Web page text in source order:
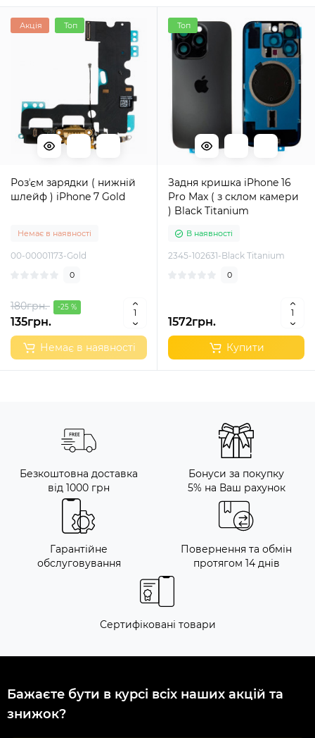
Акція Топ
Розʼєм зарядки ( нижній
шлейф ) iPhone 7 Gold
Немає в наявності
00-00001173-Gold
0
180грн. -25 %
135грн.
Немає в наявності
Топ
Задня кришка iPhone 16
Pro Max ( з склом камери
) Black Titanium
В наявності
2345-102631-Black Titanium
0
1572грн.
Купити
Безкоштовна доставка
від 1000 грн
Бонуси за покупку
5% на Ваш рахунок
Гарантійне
обслуговування
Повернення та обмін
протягом 14 днів
Сертифіковані товари
Бажаєте бути в курсі всіх наших акцій та
знижок?